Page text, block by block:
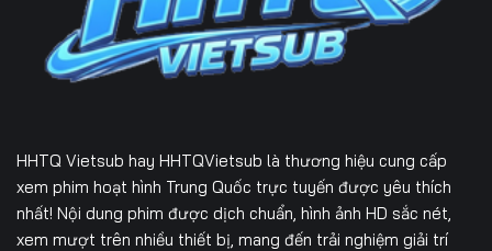
Tập 171 Tập 172 Tập 173
Tập 174
Tập 180 Tập 181 Tập 182
Tập 183 Tập 184 Tập 185
HHTQ Vietsub hay HHTQVietsub là thương hiệu cung cấp
xem phim hoạt hình Trung Quốc trực tuyến được yêu thích
nhất! Nội dung phim được dịch chuẩn, hình ảnh HD sắc nét,
xem mượt trên nhiều thiết bị, mang đến trải nghiệm giải trí